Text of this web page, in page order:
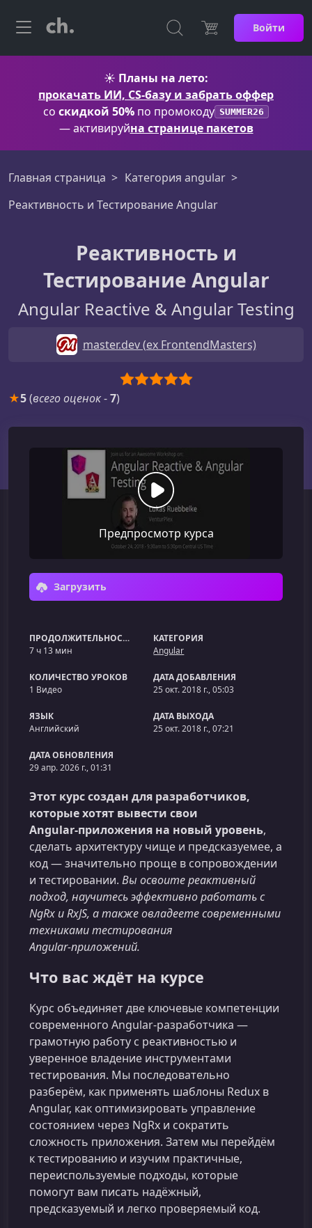
Войти
☀️ Планы на лето:
прокачать ИИ, CS-базу и забрать оффер
со скидкой 50% по промокоду SUMMER26
— активируйна странице пакетов
Главная страница
Категория angular
Реактивность и Тестирование Angular
Реактивность и
Тестирование Angular
Angular Reactive & Angular Testing
master.dev (ex FrontendMasters)
★5(всего оценок-7)
Предпросмотр курса
Загрузить
ПРОДОЛЖИТЕЛЬНОСТЬ
7 ч 13 мин
КАТЕГОРИЯ
Angular
КОЛИЧЕСТВО УРОКОВ
1 Видео
ДАТА ДОБАВЛЕНИЯ
25 окт. 2018 г., 05:03
ЯЗЫК
Английский
ДАТА ВЫХОДА
25 окт. 2018 г., 07:21
ДАТА ОБНОВЛЕНИЯ
29 апр. 2026 г., 01:31
Этот курс создан для разработчиков,
которые хотят вывести свои
Angular‑приложения на новый уровень,
сделать архитектуру чище и предсказуемее, а
код — значительно проще в сопровождении
и тестировании. Вы освоите реактивный
подход, научитесь эффективно работать с
NgRx и RxJS, а также овладеете современными
техниками тестирования
Angular‑приложений.
Что вас ждёт на курсе
Курс объединяет две ключевые компетенции
современного Angular‑разработчика —
грамотную работу с реактивностью и
уверенное владение инструментами
тестирования. Мы последовательно
разберём, как применять шаблоны Redux в
Angular, как оптимизировать управление
состоянием через NgRx и сократить
сложность приложения. Затем мы перейдём
к тестированию и изучим практичные,
переиспользуемые подходы, которые
помогут вам писать надёжный,
предсказуемый и легко проверяемый код.